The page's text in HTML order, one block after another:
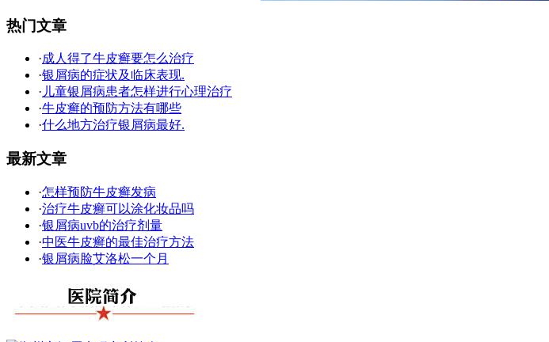
热门文章
·成人得了牛皮癣要怎么治疗
·银屑病的症状及临床表现.
· 儿童银屑病患者怎样进行心理治疗
·牛皮癣的预防方法有哪些
·什么地方治疗银屑病最好.
最新文章
·怎样预防牛皮癣发病
·治疗牛皮癣可以涂化妆品吗
·银屑病uvb的治疗剂量
·中医牛皮癣的最佳治疗方法
·银屑病脸艾洛松一个月